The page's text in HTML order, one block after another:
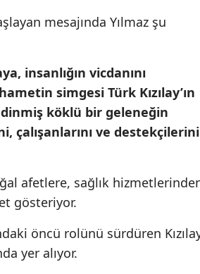
mesajında Yılmaz şu
insanlığın vicdanını
simgesi Türk Kızılay’ın
köklü bir geleneğin
çalışanlarını ve destekçilerini
afetlere, sağlık
gösteriyor.
öncü rolünü sürdüren
yer alıyor.